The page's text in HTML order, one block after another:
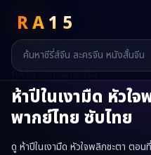
RA15
RA15 / ตอนของซีรี่ส์
ห้าปีในเงามืด หัวใ
พากย์ไทย ซับไทย
ดู ห้าปีในเงามืด หัวใจพลิกชะตา ตอ